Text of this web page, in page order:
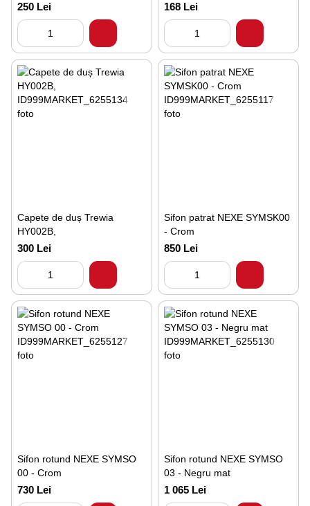
250 Lei 168 Lei
Capete de duș Trewia
HY002B,
300 Lei
Sifon patrat NEXE SYMSK00
- Crom
850 Lei
Sifon rotund NEXE SYMSO
00 - Crom
730 Lei
Sifon rotund NEXE SYMSO
03 - Negru mat
1 065 Lei